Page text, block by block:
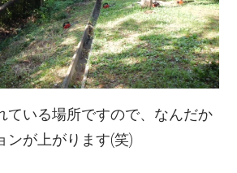
ている場所ですので、なんだか
ンが上がります(笑)